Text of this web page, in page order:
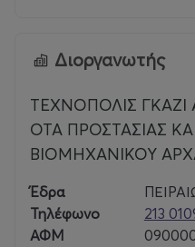
Διοργανωτής
ΤΕΧΝΟΠΟΛΙΣ
ΟΤΑ ΠΡΟΣΤΑΣΙΑΣ
ΒΙΟΜΗΧΑΝΙΚΟΥ
Έδρα
Τηλέφωνο
213
ΑΦΜ